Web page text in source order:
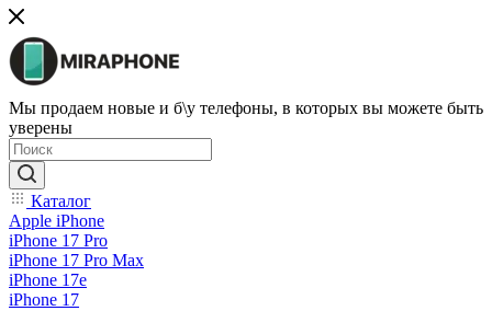
Мы продаем новые и б\у телефоны, в которых вы можете быть
уверены
Каталог
Apple iPhone
iPhone 17 Pro
iPhone 17 Pro Max
iPhone 17e
iPhone 17